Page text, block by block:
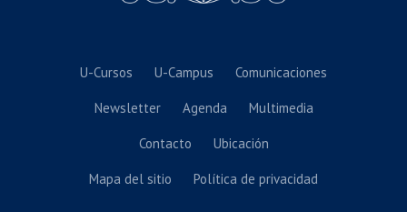
U-Cursos U-Campus Comunicaciones
Newsletter Agenda Multimedia
Contacto Ubicación
Mapa del sitio Política de privacidad